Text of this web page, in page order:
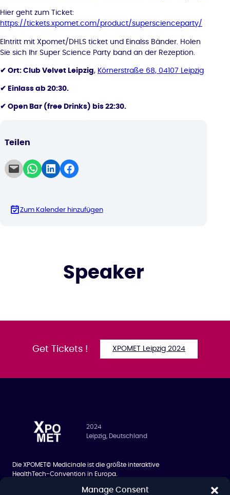
Manage Consent
Hier geht zum Ticket:
https://tickets.xpomet.com/product/superscienceparty/
EIntritt mit Xpomet/DHLS ticket und Einalss Bänder. Holen
Sie sich Ihr Super Science Party band an der Rezeption.
✔ Ort: Club Velvet Leipzig, Körnerstraße 68, 04107 Leipzig
✔ Einlass ab 20:30.
✔ Open Bar (free Drinks) bis 22:30.
Teilen
Email this Page Share on WhatsApp Share on LinkedIn Share on Facebook
Zum Kalender hinzufügen
Speaker
Get Tickets ! XPOMET Leipzig 2024
2024
Leipzig, Deutschland
Die XPOMET© Medicinale ist die größte interaktive
HealthTech-Convention in Europa.